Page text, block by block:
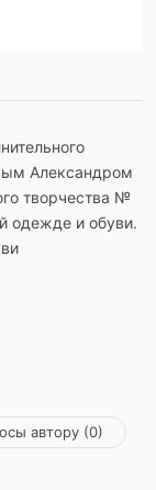
Александром
творчества №
одежде и обуви.
автору (0)